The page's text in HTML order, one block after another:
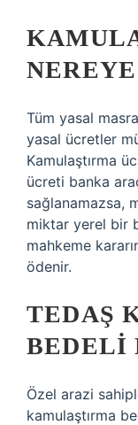
Tüm yasal
yasal ücretler
Kamulaştırma
ücreti banka
sağlanamazsa,
miktar yerel bir
mahkeme
ödenir.
TEDAŞ
BEDELI
Özel arazi
kamulaştırma